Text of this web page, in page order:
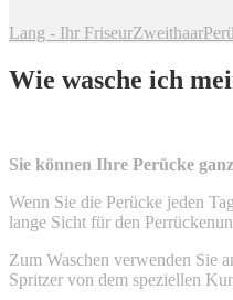
Lang - Ihr FriseurZweithaar
Wie wasche ich
Sie können Ihre Perücke
Wenn Sie die Perücke jeden
lange Sicht für den
Zum Waschen verwenden Sie
Spritzer von dem speziellen